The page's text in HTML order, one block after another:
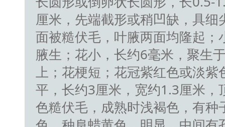
厘米，先端截形或稍凹缺，具细
面被糙伏毛，叶腋两面均隆起；
腋生；花小，长约6毫米，聚生
上；花梗短；花冠紫红色或淡紫
平，长约3厘米，宽约1.3厘米，
色糙伏毛，成熟时浅褐色，有种